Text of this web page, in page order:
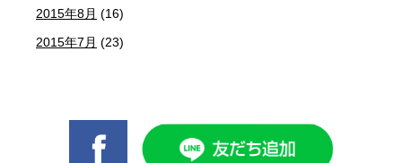
2015年8月 (16)
2015年7月 (23)